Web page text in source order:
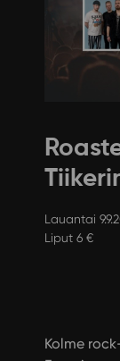
Lauantai
Liput 6 €
Kolme